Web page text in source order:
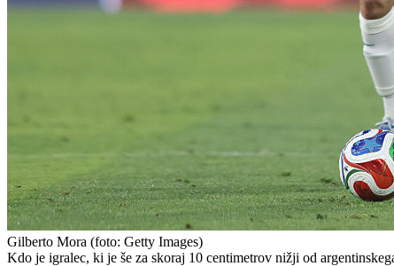
Gilberto Mora (foto: Getty Images)
Kdo je igralec, ki je še za skoraj 10 centimetrov nižji od